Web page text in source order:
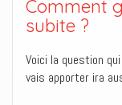
Comment
subite ?
Voici la question
vais apporter ira